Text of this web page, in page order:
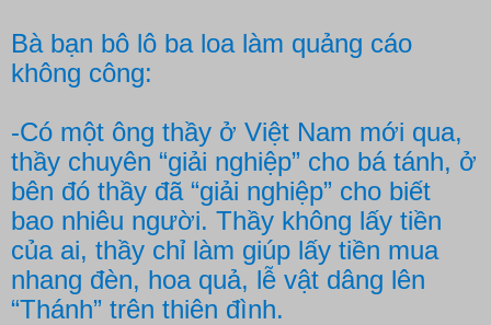
Bà bạn bô lô ba loa làm quảng cáo
không công:
-Có một ông thầy ở Việt Nam mới qua,
thầy chuyên “giải nghiệp” cho bá tánh, ở
bên đó thầy đã “giải nghiệp” cho biết
bao nhiêu người. Thầy không lấy tiền
của ai, thầy chỉ làm giúp lấy tiền mua
nhang đèn, hoa quả, lễ vật dâng lên
“Thánh” trên thiên đình.